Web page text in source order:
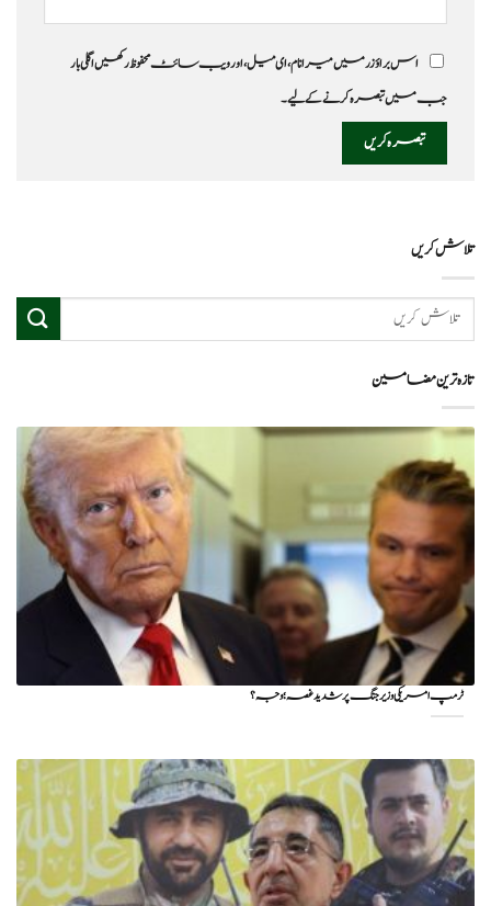
اس براؤزر میں میرا نام، ای میل، اور ویب سائٹ محفوظ رکھیں اگلی بار
جب میں تبصرہ کرنے کےلیے۔
تلاش کریں
تازہ ترین مضامین
ٹرمپ امریکی وزیر جنگ پر شدید غصہ؛ وجہ ؟